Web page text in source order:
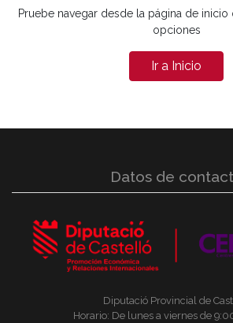
Pruebe navegar desde la página de
opciones
Ir a Inicio
Datos de
Diputació Provincial de
Horario: De lunes a viernes de